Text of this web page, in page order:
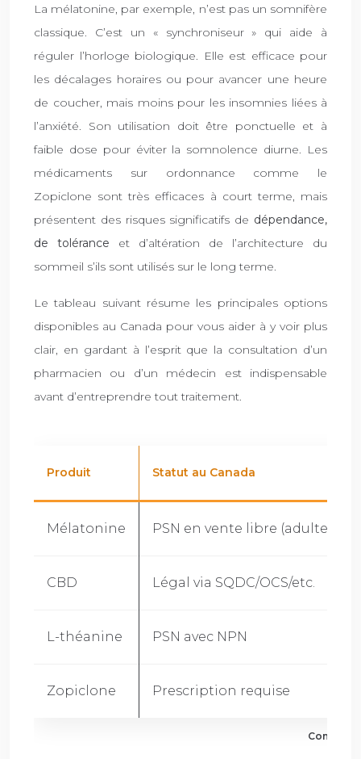
La mélatonine, par exemple, n’est pas un somnifère
classique. C’est un « synchroniseur » qui aide à
réguler l’horloge biologique. Elle est efficace pour
les décalages horaires ou pour avancer une heure
de coucher, mais moins pour les insomnies liées à
l’anxiété. Son utilisation doit être ponctuelle et à
faible dose pour éviter la somnolence diurne. Les
médicaments sur ordonnance comme le
Zopiclone sont très efficaces à court terme, mais
présentent des risques significatifs de dépendance,
de tolérance et d’altération de l’architecture du
sommeil s’ils sont utilisés sur le long terme.
Le tableau suivant résume les principales options
disponibles au Canada pour vous aider à y voir plus
clair, en gardant à l’esprit que la consultation d’un
pharmacien ou d’un médecin est indispensable
avant d’entreprendre tout traitement.
Produit Statut au Canada
Mélatonine PSN en vente libre (adultes)
CBD Légal via SQDC/OCS/etc.
L-théanine PSN avec NPN
Zopiclone Prescription requise